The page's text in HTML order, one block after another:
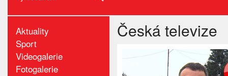
Aktuality
Sport
Videogalerie
Fotogalerie
Česká televize